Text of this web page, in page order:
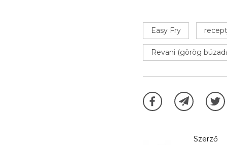
Easy Fry
Revani (görög
Szerző